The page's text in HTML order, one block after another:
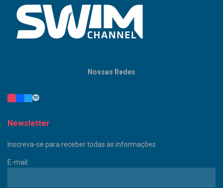
Nossas Redes
Newsletter
Inscreva-se para receber todas as informações
E-mail: